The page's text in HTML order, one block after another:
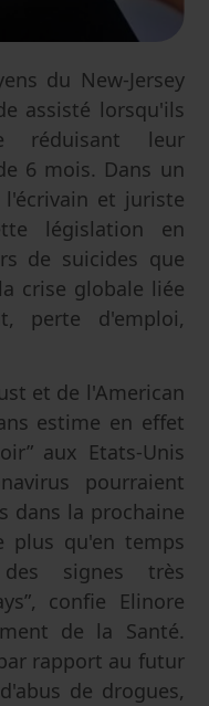
du New-Jersey
assisté lorsqu'ils
réduisant leur
6 mois. Dans un
l'écrivain et juriste
législation en
de suicides que
crise globale liée
perte d'emploi,
et de l'American
estime en effet
aux Etats-Unis
pourraient
dans la prochaine
plus qu'en temps
signes très
confie Elinore
de la Santé.
rapport au futur
de drogues,